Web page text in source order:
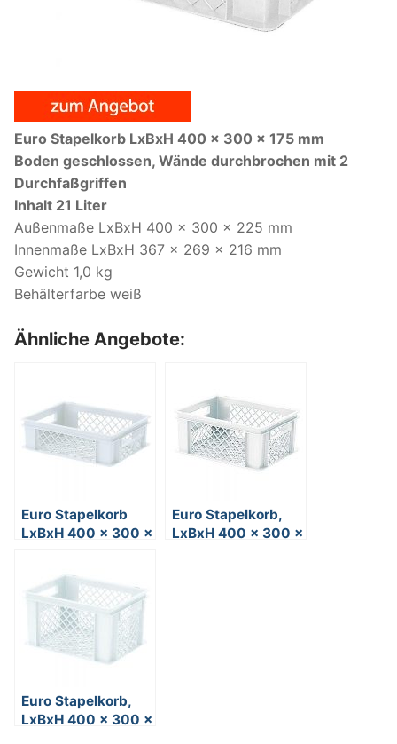
Euro Stapelkorb LxBxH 400 x 300 x 175 mm
Boden geschlossen, Wände durchbrochen mit 2
Durchfaßgriffen
Inhalt 21 Liter
Außenmaße LxBxH 400 x 300 x 225 mm
Innenmaße LxBxH 367 x 269 x 216 mm
Gewicht 1,0 kg
Behälterfarbe weiß
Ähnliche Angebote:
Euro Stapelkorb
LxBxH 400 x 300 x
Kunststoff, weiß,
lebensmittelecht
Euro Stapelkorb,
LxBxH 400 x 300 x
Euro Stapelkorb,
LxBxH 400 x 300 x